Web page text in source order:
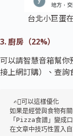
台北小巨蛋
3. 廚房（22%）
可以請智慧音箱幫
接上網訂購）、查詢
如果是經營與食物有
「Pizza食譜」變成
在文章中技巧性置入